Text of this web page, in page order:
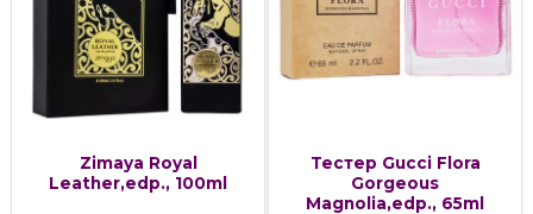
Zimaya Royal
Leather,edp., 100ml
Тестер Gucci Flora
Gorgeous
Magnolia,edp., 65ml